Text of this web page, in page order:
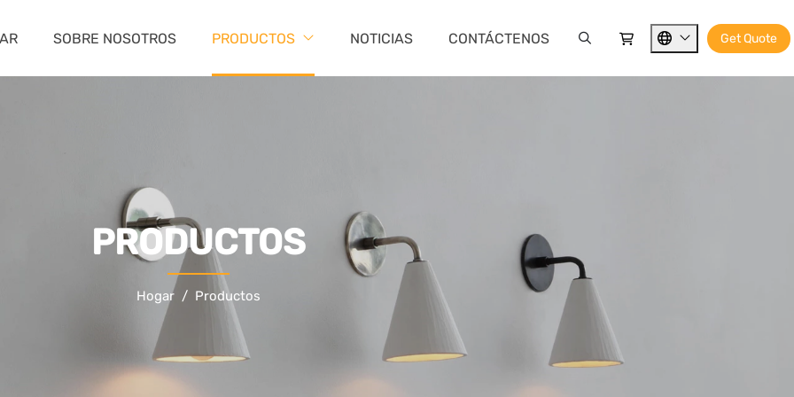
Get Quote
SOBRE NOSOTROS PRODUCTOS NOTICIAS CONTÁCTENOS
PRODUCTOS
Hogar Productos